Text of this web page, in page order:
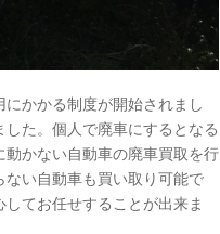
かかる制度が開始されまし
た。個人で廃車にするとなる
かない自動車の廃車買取を行
い自動車も買い取り可能で
てお任せすることが出来ま